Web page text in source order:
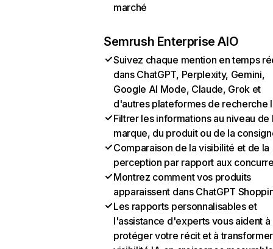
marché
Semrush Enterprise AIO
Suivez chaque mention en temps
dans ChatGPT, Perplexity, Gemini,
Google AI Mode, Claude, Grok et
d'autres plateformes de recherche
Filtrer les informations au niveau de
marque, du produit ou de la
Comparaison de la visibilité et de la
perception par rapport aux
Montrez comment vos produits
apparaissent dans ChatGPT
Les rapports personnalisables et
l'assistance d'experts vous aident à
protéger votre récit et à